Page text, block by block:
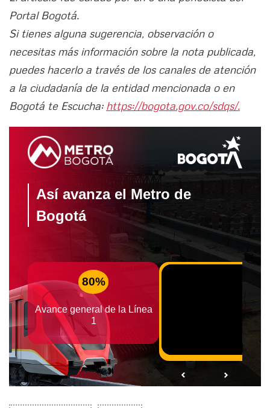
Portal Bogotá.
Si tienes alguna sugerencia, observación o
necesitas más información sobre la nota publicada,
puedes hacerlo a través de los canales de atención
a la ciudadanía de la entidad mencionada o en
Bogotá te Escucha: https://bogota.gov.co/sdqs/.